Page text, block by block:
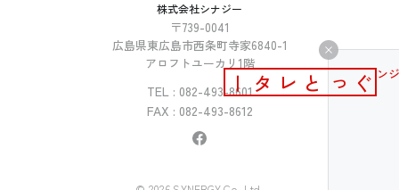
株式会社シナジー
〒739-0041
広島県東広島市西条町寺家6840-1
アロフトユーカリ1階
TEL : 082-493-8601
FAX : 082-493-8612
メールマガジン
ぐっとレター